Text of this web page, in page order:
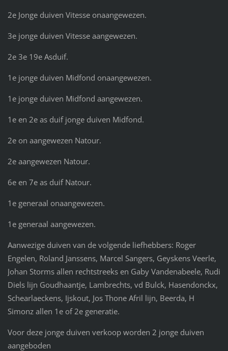
2e Jonge duiven Vitesse onaangewezen.
3e jonge duiven Vitesse aangewezen.
2e 3e 19e Asduif.
1e jonge duiven Midfond onaangewezen.
1e jonge duiven Midfond aangewezen.
1e en 2e as duif jonge duiven Midfond.
2e on aangewezen Natour.
2e aangewezen Natour.
6e en 7e as duif Natour.
1e generaal onaangewezen.
1e generaal aangewezen.
Aanwezige duiven van de volgende liefhebbers: Roger
Engelen, Roland Janssens, Marcel Sangers, Geyskens Veerle,
Johan Storms allen rechtstreeks en Gaby Vandenabeele, Rudi
Diels lijn Goudhaantje, Lambrechts, vd Bulck, Hasendonckx,
Schearlaeckens, Ijskout, Jos Thone Afril lijn, Beerda, H
Simonz allen 1e of 2e generatie.
Voor deze jonge duiven verkoop worden 2 jonge duiven
aangeboden